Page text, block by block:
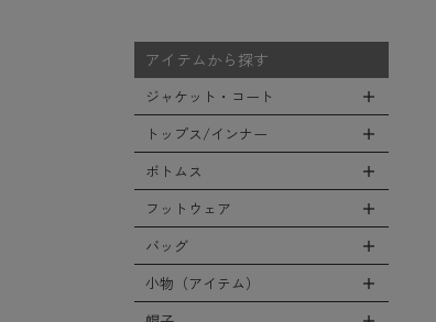
アイテムから探す
ジャケット・コート
全てのジャケット・コート
LEVEL7
フライトジャケット
M-65ジャケット
タンカースジャケット
トップス/インナー
全てのトップス/インナー
Tシャツ
シャツ
スウェット/パーカー
セーター/カーディガン
ボトムス
全てのボトムス
カーゴパンツ
デニムパンツ
チノ，ワークパンツ
フットウェア
全てのフットウェア
ブーツ
シューズ・スニーカー
バッグ
全てのバッグ
小物（アイテム）